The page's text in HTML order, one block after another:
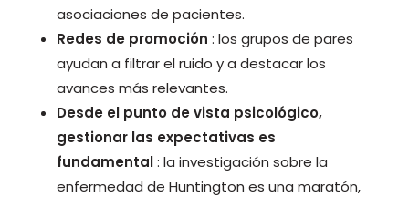
asociaciones de pacientes.
Redes de promoción : los grupos de pares
ayudan a filtrar el ruido y a destacar los
avances más relevantes.
Desde el punto de vista psicológico,
gestionar las expectativas es
fundamental: la investigación sobre la
enfermedad de Huntington es una maratón,